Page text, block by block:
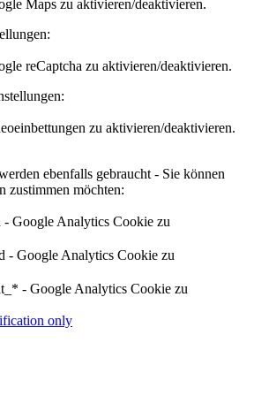
Maps zu aktivieren/deaktivieren.
reCaptcha zu aktivieren/deaktivieren.
zu aktivieren/deaktivieren.
ebenfalls gebraucht - Sie können
zustimmen möchten:
Google Analytics Cookie zu
- Google Analytics Cookie zu
- Google Analytics Cookie zu
only